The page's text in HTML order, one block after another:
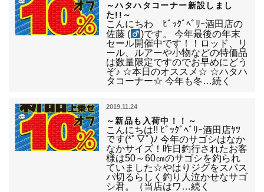
～ハタハタコーナー新設しまし
た!!～
こんにちわ ﾋﾞｯｸﾞﾍﾞﾘｰ酒田店の
佐藤 (
)です。 今年最後の年末
セール開催中です！！ロッド、リ
ール、ルアーや小物などの特価品
は数量限定ですのでお早めにどう
ぞ♪ ☆本日のオススメ☆ ☆ハタハ
タコーナー☆ 今年も冬…続く
2019.11.24
～新品も入荷中！！～
こんにちは!! ﾋﾞｯｸﾞﾍﾞﾘｰ酒田店ﾔﾂ
です(*ﾟ▽ﾟ)ﾉ 今年のサゴシはなか
なかサイズ！昨日釣行されたお客
様は50～60㎝のサゴシを釣られ
ていました☆やはりジグをスパス
パ切るらしく釣り人泣かせなサゴ
シ君。（当店はワ…続く